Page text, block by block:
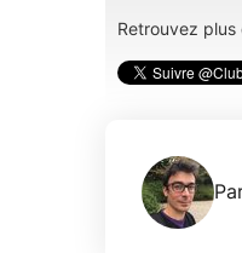
Retrouvez